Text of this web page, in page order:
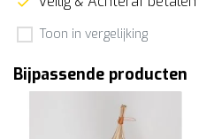
Toon in vergelijking
Bijpassende producten